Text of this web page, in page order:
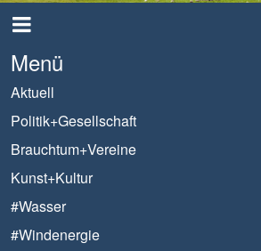
Menü
Aktuell
Politik+Gesellschaft
Brauchtum+Vereine
Kunst+Kultur
#Wasser
#Windenergie